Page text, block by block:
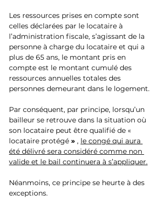
Les ressources prises en compte sont
celles déclarées par le locataire à
l’administration fiscale, s’agissant de la
personne à charge du locataire et qui a
plus de 65 ans, le montant pris en
compte est le montant cumulé des
ressources annuelles totales des
personnes demeurant dans le logement.
Par conséquent, par principe, lorsqu’un
bailleur se retrouve dans la situation où
son locataire peut être qualifié de «
locataire protégé » , le congé qui aura
été délivré sera considéré comme non
valide et le bail continuera à s’appliquer.
Néanmoins, ce principe se heurte à des
exceptions.